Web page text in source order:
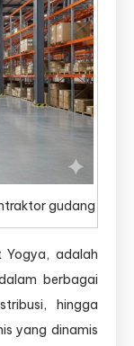
gudang
Yogya, adalah
berbagai
hingga
yang dinamis